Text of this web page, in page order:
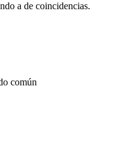
a de coincidencias.
común